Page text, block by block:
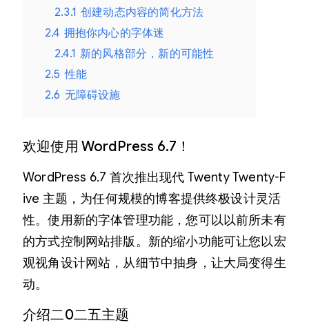
2.3.1 创建动态内容的简化方法
2.4 拥抱你内心的字体迷
2.4.1 新的风格部分，新的可能性
2.5 性能
2.6 无障碍设施
欢迎使用 WordPress 6.7！
WordPress 6.7 首次推出现代 Twenty Twenty-F​​
ive 主题，为任何规模的博客提供终极设计灵活
性。使用新的字体管理功能，您可以以前所未有
的方式控制网站排版。新的缩小功能可让您以宏
观视角设计网站，从细节中抽身，让大局变得生
动。
介绍二0二五主题